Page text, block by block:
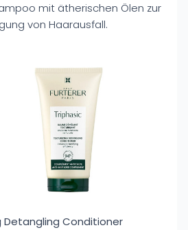
mit ätherischen Ölen zur
von Haarausfall.
Detangling Conditioner